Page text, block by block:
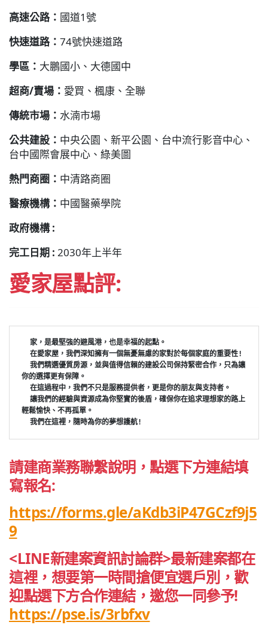
高速公路： 國道1號
快速道路： 74號快速道路
學區： 大鵬國小、大德國中
超商/賣場： 愛買、楓康、全聯
傳統市場： 水湳市場
公共建設： 中央公園、新平公園、台中流行影音中心、
台中國際會展中心、綠美圖
熱門商圈： 中清路商圈
醫療機構： 中國醫藥學院
政府機構 :
完工日期 : 2030年上半年
愛家屋點評:
家，是最堅強的避風港，也是幸福的起點。
  在愛家屋，我們深知擁有一個無憂無慮的家對於每個家庭的重要性!
你的選擇更有保障。
  在這過程中，我們不只是服務提供者，更是你的朋友與支持者。
輕鬆愉快、不再孤單。
  我們在這裡，隨時為你的夢想護航!
請建商業務聯繫說明，點選下方連結填
寫報名:
https://forms.gle/aKdb3iP47GCzf9j5
9
<LINE新建案資訊討論群>最新建案都在
這裡，想要第一時間搶便宜選戶別，歡
迎點選下方合作連結，邀您一同參予!
https://pse.is/3rbfxv